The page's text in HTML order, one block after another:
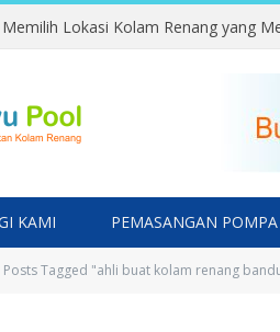
KAMI PEMASANGAN
Posts Tagged "ahli buat kolam renang